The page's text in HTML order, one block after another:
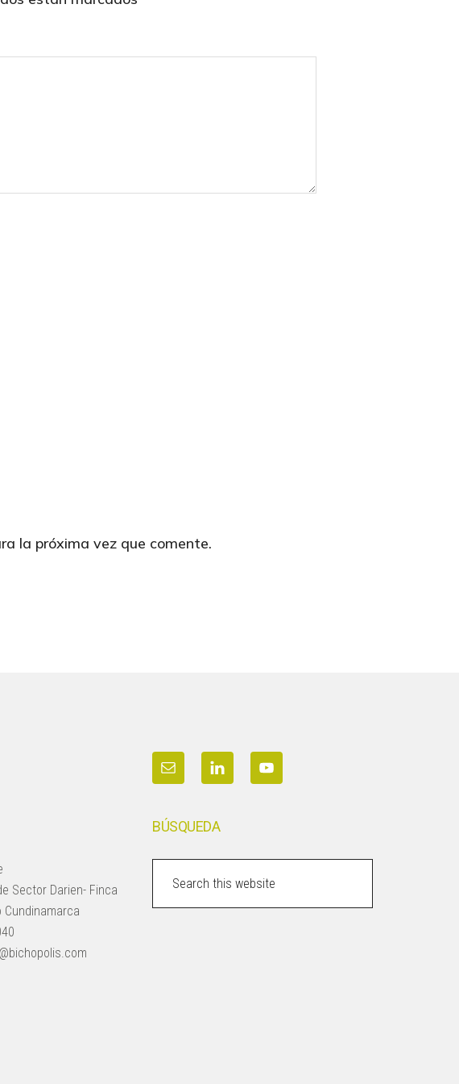
la próxima vez que comente.
Sector Darien- Finca
Cundinamarca
BÚSQUEDA
website